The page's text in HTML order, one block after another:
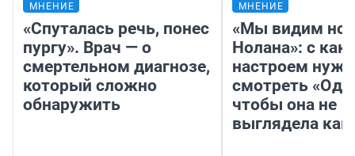
МНЕНИЕ
«Спуталась речь, понес
пургу». Врач — о
смертельном диагнозе,
который сложно
обнаружить
МНЕНИЕ
«Мы видим
Нолана»: с
настроем
смотреть
чтобы она не
выглядела как